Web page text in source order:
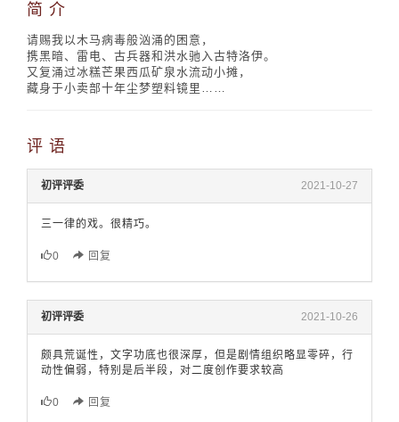
简 介
请赐我以木马病毒般汹涌的困意，
携黑暗、雷电、古兵器和洪水驰入古特洛伊。
又复涌过冰糕芒果西瓜矿泉水流动小摊，
藏身于小卖部十年尘梦塑料镜里……
评 语
初评评委 2021-10-27
三一律的戏。很精巧。
0 回复
初评评委 2021-10-26
颇具荒诞性，文字功底也很深厚，但是剧情组织略显零碎，行
动性偏弱，特别是后半段，对二度创作要求较高
0 回复